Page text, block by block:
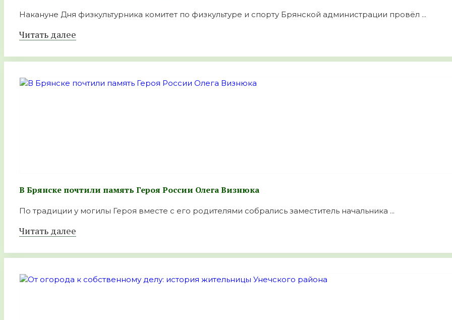
Накануне Дня физкультурника комитет по физкультуре и спорту Брянской администрации провёл ...
Читать далее
В Брянске почтили память Героя России Олега Визнюка
По традиции у могилы Героя вместе с его родителями собрались заместитель начальника ...
Читать далее